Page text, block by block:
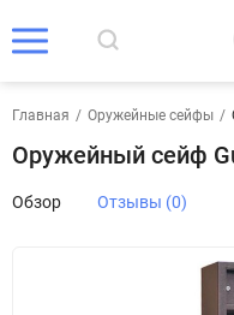
Главная / Оружейные сейфы /
Оружейный сейф
Обзор Отзывы (0)